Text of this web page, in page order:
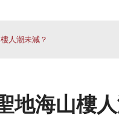
人潮未減？
地海山樓